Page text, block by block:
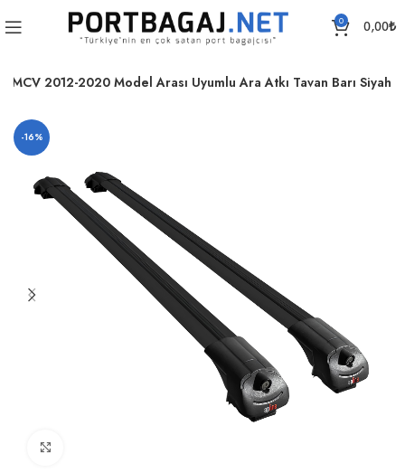
0 0,00₺
MCV 2012-2020 Model Arası Uyumlu Ara Atkı Tavan Barı Siyah
-16%